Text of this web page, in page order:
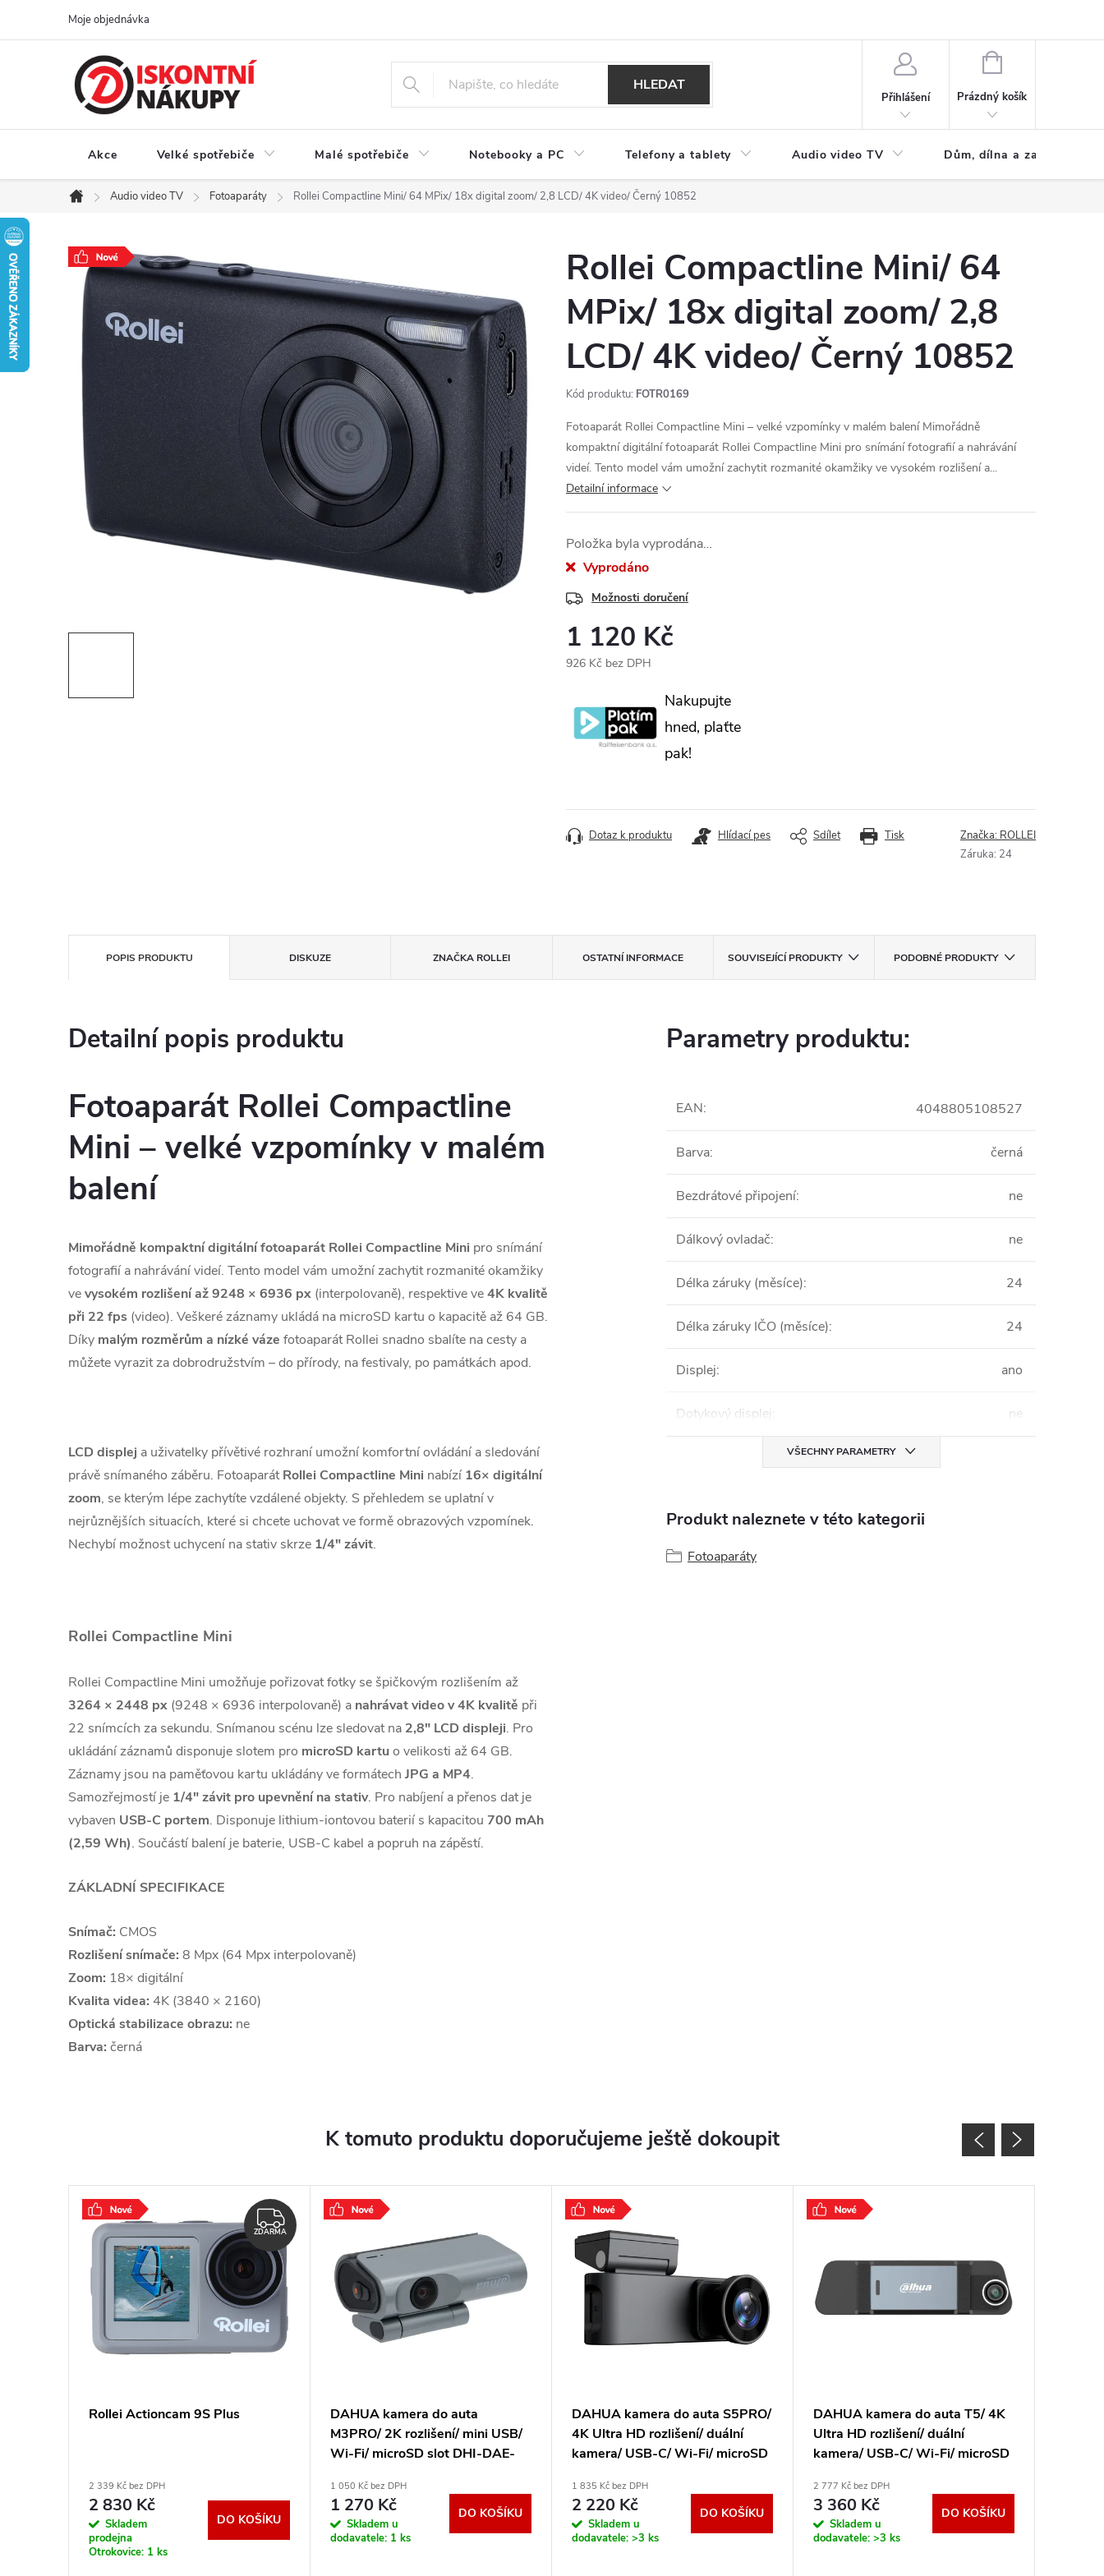
Moje objednávka
HLEDAT
Přihlášení
NÁKUPNÍ
Prázdný košík
Akce Velké spotřebiče Malé spotřebiče Notebooky a PC Telefony a tablety Audio video TV Dům, dílna a zahrada
Domů
Audio video TV Fotoaparáty Rollei Compactline Mini/ 64 MPix/ 18x digital zoom/ 2,8 LCD/ 4K video/ Černý 10852
Rollei Compactline Mini/ 64
MPix/ 18x digital zoom/ 2,8
LCD/ 4K video/ Černý 10852
Kód produktu: FOTR0169
Fotoaparát Rollei Compactline Mini – velké vzpomínky v malém balení Mimořádně
kompaktní digitální fotoaparát Rollei Compactline Mini pro snímání fotografií a nahrávání
videí. Tento model vám umožní zachytit rozmanité okamžiky ve vysokém rozlišení a...
Detailní informace
Položka byla vyprodána…
Vyprodáno
Možnosti doručení
1 120 Kč
926 Kč bez DPH
Nakupujte
hned, plaťte
pak!
Tisk
Dotaz k produktu Hlídací pes Sdílet Značka: ROLLEI
Záruka: 24
POPIS PRODUKTU DISKUZE ZNAČKAROLLEI OSTATNÍ INFORMACE SOUVISEJÍCÍ PRODUKTY PODOBNÉ PRODUKTY
Detailní popis produktu
Fotoaparát Rollei Compactline
Mini – velké vzpomínky v malém
balení
Mimořádně kompaktní digitální fotoaparát Rollei Compactline Mini pro snímání
fotografií a nahrávání videí. Tento model vám umožní zachytit rozmanité okamžiky
vevysokém rozlišení až 9248 × 6936 px (interpolovaně), respektive ve4K kvalitě
při 22 fps (video). Veškeré záznamy ukládá na microSD kartu o kapacitě až 64 GB.
Díky malým rozměrům a nízké váze fotoaparát Rollei snadno sbalíte na cesty a
můžete vyrazit za dobrodružstvím – do přírody, na festivaly, po památkách apod.
LCD displej a uživatelky přívětivé rozhraní umožní komfortní ovládání a sledování
právě snímaného záběru. FotoaparátRollei Compactline Mini nabízí 16× digitální
zoom, se kterým lépe zachytíte vzdálené objekty. S přehledem se uplatní v
nejrůznějších situacích, které si chcete uchovat ve formě obrazových vzpomínek.
Nechybí možnost uchycení na stativ skrze 1/4" závit.
Rollei Compactline Mini
Rollei Compactline Mini umožňuje pořizovat fotky se špičkovým rozlišením až
3264 × 2448 px (9248 × 6936 interpolovaně) a nahrávat video v 4K kvalitě při
22 snímcích za sekundu. Snímanou scénu lze sledovat na 2,8" LCD displeji. Pro
ukládání záznamů disponuje slotem pro microSD kartuo velikosti až 64 GB.
Záznamy jsou na paměťovou kartu ukládány ve formátech JPG a MP4.
Samozřejmostí je 1/4" závit pro upevnění na stativ. Pro nabíjení a přenos dat je
vybaven USB-C portem. Disponuje lithium-iontovou baterií s kapacitou 700 mAh
(2,59 Wh). Součástí balení je baterie, USB-C kabel a popruh na zápěstí.
ZÁKLADNÍ SPECIFIKACE
Snímač: CMOS
Rozlišení snímače: 8 Mpx (64 Mpx interpolovaně)
Zoom: 18× digitální
Kvalita videa: 4K (3840 × 2160)
Optická stabilizace obrazu: ne
Barva: černá
Parametry produktu:
EAN: 4048805108527
Barva: černá
Bezdrátové připojení: ne
Dálkový ovladač: ne
Délka záruky (měsíce): 24
Délka záruky IČO (měsíce): 24
Displej: ano
Dotykový displej: ne
VŠECHNY PARAMETRY
Produkt naleznete v této kategorii
Fotoaparáty
K tomuto produktu doporučujeme ještě dokoupit
ZDARMA
ZDARMA
Rollei Actioncam 9S Plus
2 339 Kč bez DPH
2 830 Kč
Skladem
prodejna
Otrokovice: 1 ks
DO KOŠÍKU
DAHUA kamera do auta
M3PRO/ 2K rozlišení/ mini USB/
Wi-Fi/ microSD slot DHI-DAE-
1 050 Kč bez DPH
1 270 Kč
Skladem u
dodavatele: 1 ks
DO KOŠÍKU
DAHUA kamera do auta S5PRO/
4K Ultra HD rozlišení/ duální
kamera/ USB-C/ Wi-Fi/ microSD
S5PRO
1 835 Kč bez DPH
2 220 Kč
Skladem u
dodavatele: >3 ks
DO KOŠÍKU
DAHUA kamera do auta T5/ 4K
Ultra HD rozlišení/ duální
kamera/ USB-C/ Wi-Fi/ microSD
2 777 Kč bez DPH
3 360 Kč
Skladem u
dodavatele: >3 ks
DO KOŠÍKU